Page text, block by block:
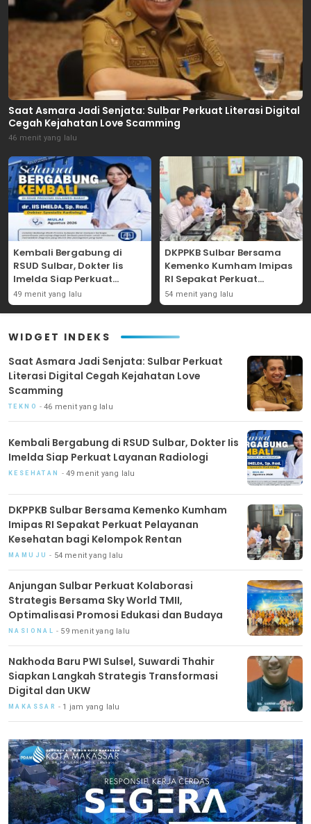
Saat Asmara Jadi Senjata: Sulbar Perkuat Literasi Digital
Cegah Kejahatan Love Scamming
46 menit yang lalu
Kembali Bergabung di
RSUD Sulbar, Dokter Iis
Imelda Siap Perkuat
Layanan Radiologi
49 menit yang lalu
DKPPKB Sulbar Bersama
Kemenko Kumham Imipas
RI Sepakat Perkuat
Pelayanan Kesehatan bagi
Kelompok Rentan
54 menit yang lalu
WIDGET INDEKS
Saat Asmara Jadi Senjata: Sulbar Perkuat
Literasi Digital Cegah Kejahatan Love
Scamming
TEKNO 46 menit yang lalu
Kembali Bergabung di RSUD Sulbar, Dokter Iis
Imelda Siap Perkuat Layanan Radiologi
KESEHATAN 49 menit yang lalu
DKPPKB Sulbar Bersama Kemenko Kumham
Imipas RI Sepakat Perkuat Pelayanan
Kesehatan bagi Kelompok Rentan
MAMUJU 54 menit yang lalu
Anjungan Sulbar Perkuat Kolaborasi
Strategis Bersama Sky World TMII,
Optimalisasi Promosi Edukasi dan Budaya
NASIONAL 59 menit yang lalu
Nakhoda Baru PWI Sulsel, Suwardi Thahir
Siapkan Langkah Strategis Transformasi
Digital dan UKW
MAKASSAR 1 jam yang lalu